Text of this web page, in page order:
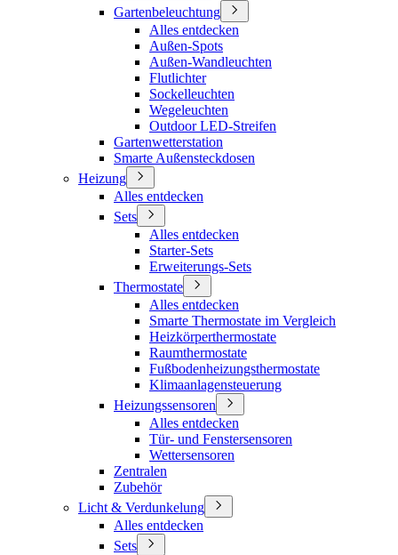
Gartenbeleuchtung
Alles entdecken
Außen-Spots
Außen-Wandleuchten
Flutlichter
Sockelleuchten
Wegeleuchten
Outdoor LED-Streifen
Gartenwetterstation
Smarte Außensteckdosen
Heizung
Alles entdecken
Sets
Alles entdecken
Starter-Sets
Erweiterungs-Sets
Thermostate
Alles entdecken
Smarte Thermostate im Vergleich
Heizkörperthermostate
Raumthermostate
Fußbodenheizungsthermostate
Klimaanlagensteuerung
Heizungssensoren
Alles entdecken
Tür- und Fenstersensoren
Wettersensoren
Zentralen
Zubehör
Licht & Verdunkelung
Alles entdecken
Sets